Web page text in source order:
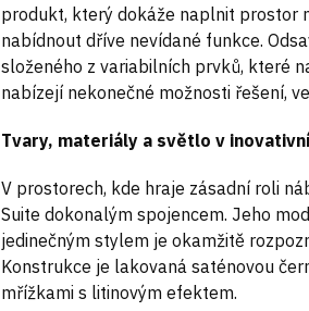
produkt, který dokáže naplnit prostor
nabídnout dříve nevídané funkce.
složeného z variabilních prvků, které
nabízejí nekonečné možnosti řešení,
Tvary, materiály a světlo v
V prostorech, kde hraje zásadní roli
Suite dokonalým spojencem. Jeho
jedinečným stylem je okamžitě
Konstrukce je lakovaná saténovou
mřížkami s litinovým efektem.